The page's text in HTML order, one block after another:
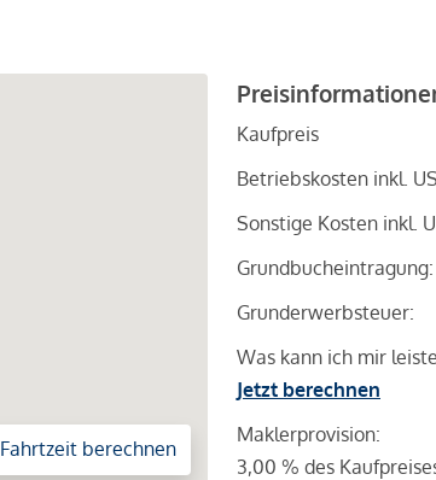
Fahrtzeit berechnen
Kaufpreis
Betriebskosten inkl.
Sonstige Kosten inkl.
Grundbucheintragung:
Grunderwerbsteuer:
Was kann ich mir
Jetzt berechnen
Maklerprovision:
3,00 % des